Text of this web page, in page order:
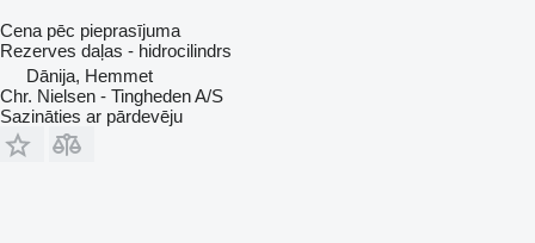
Cena pēc pieprasījuma
Rezerves daļas - hidrocilindrs
Dānija, Hemmet
Chr. Nielsen - Tingheden A/S
Sazināties ar pārdevēju